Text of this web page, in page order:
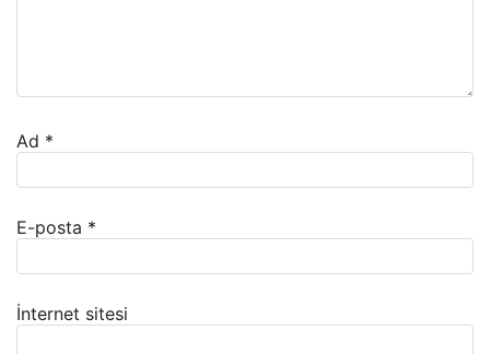
Ad *
E-posta *
İnternet sitesi